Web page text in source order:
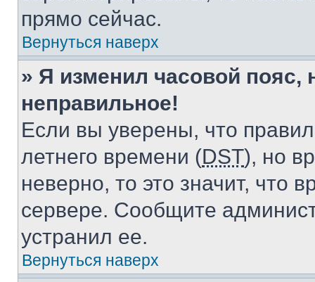
прямо сейчас.
Вернуться наверх
» Я изменил часовой пояс,
неправильное!
Если вы уверены, что
летнего времени (DST), но
неверно, то это значит, что
сервере. Сообщите
устранил ее.
Вернуться наверх